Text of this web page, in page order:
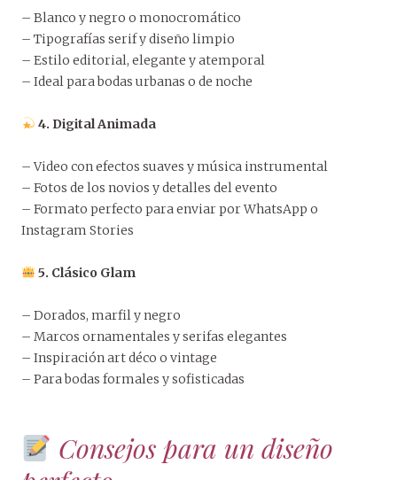
– Blanco y negro o monocromático
– Tipografías serif y diseño limpio
– Estilo editorial, elegante y atemporal
– Ideal para bodas urbanas o de noche
4. Digital Animada
– Video con efectos suaves y música instrumental
– Fotos de los novios y detalles del evento
– Formato perfecto para enviar por WhatsApp o
Instagram Stories
5. Clásico Glam
– Dorados, marfil y negro
– Marcos ornamentales y serifas elegantes
– Inspiración art déco o vintage
– Para bodas formales y sofisticadas
Consejos para un diseño